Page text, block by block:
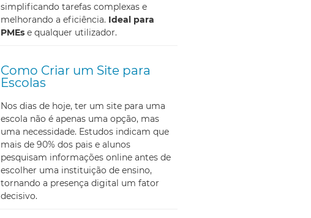
simplificando tarefas complexas e
melhorando a eficiência. Ideal para
PMEse qualquer utilizador.
Como Criar um Site para
Escolas
Nos dias de hoje, ter um site para uma
escola não é apenas uma opção, mas
uma necessidade. Estudos indicam que
mais de 90% dos pais e alunos
pesquisam informações online antes de
escolher uma instituição de ensino,
tornando a presença digital um fator
decisivo.